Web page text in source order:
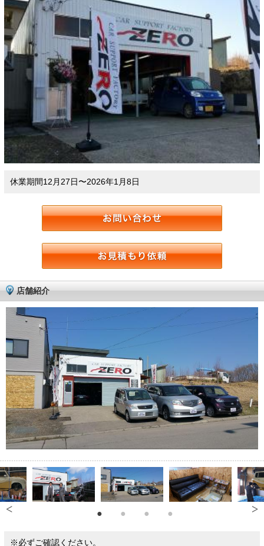
休業期間12月27日〜2026年1月8日
店舗紹介
※必ずご確認ください。